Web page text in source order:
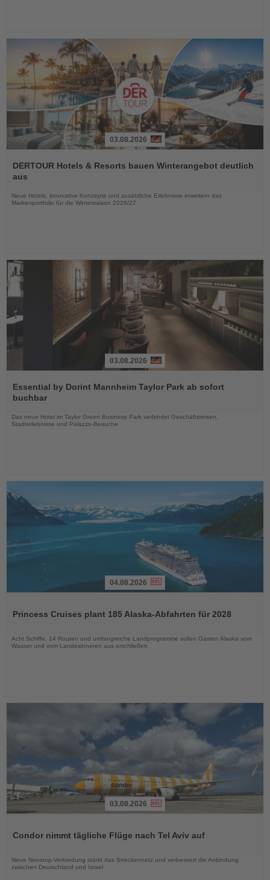
Sie
die
03.08.2026
DERTOUR Hotels & Resorts bauen Winterangebot deutlich
aus
Neue Hotels, innovative Konzepte und zusätzliche Erlebnisse erweitern das
Markenportfolio für die Wintersaison 2026/27
Sie
die
03.08.2026
Essential by Dorint Mannheim Taylor Park ab sofort
buchbar
Das neue Hotel im Taylor Green Business Park verbindet Geschäftsreisen,
Stadterlebnisse und Palazzo-Besuche
die
04.08.2026
Princess Cruises plant 185 Alaska-Abfahrten für 2028
Acht Schiffe, 14 Routen und umfangreiche Landprogramme sollen Gästen Alaska vom
Wasser und vom Landesinneren aus erschließen
die
03.08.2026
Condor nimmt tägliche Flüge nach Tel Aviv auf
Neue Nonstop-Verbindung stärkt das Streckennetz und verbessert die Anbindung
zwischen Deutschland und Israel